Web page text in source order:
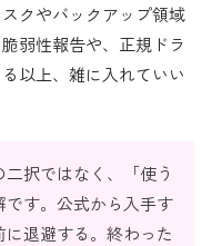
クやバックアップ領域
弱性報告や、正規ドラ
以上、雑に入れていい
択ではなく、「使う
す。公式から入手す
退避する。終わった